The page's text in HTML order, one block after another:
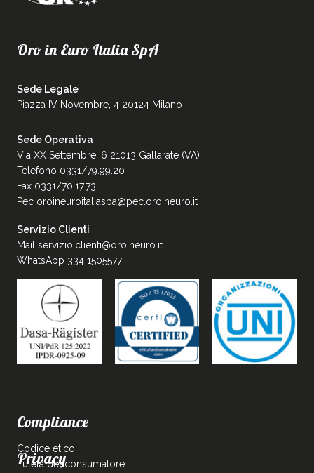
Oro in Euro Italia SpA
Sede Legale
Piazza IV Novembre, 4 20124 Milano
Sede Operativa
Via XX Settembre, 6 21013 Gallarate (VA)
Telefono 0331/79.99.20
Fax 0331/70.17.73
Pec oroineuroitaliaspa@pec.oroineuro.it
Servizio Clienti
Mail servizio.clienti@oroineuro.it
WhatsApp 334 1505577
Compliance
Codice etico
Tutela del consumatore
Privacy